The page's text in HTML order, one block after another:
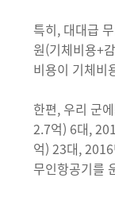
특히, 대대급
원(기체비용+
비용이 기체비
한편, 우리 군
2.7억) 6대,
억) 23대,
무인항공기를